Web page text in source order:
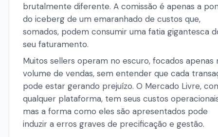
brutalmente diferente. A comissão é apenas a
do iceberg de um emaranhado de custos que,
somados, podem consumir uma fatia gigantesca
seu faturamento.
Muitos sellers operam no escuro, focados apenas
volume de vendas, sem entender que cada
pode estar gerando prejuízo. O Mercado Livre,
qualquer plataforma, tem seus custos
mas a forma como eles são apresentados pode
induzir a erros graves de precificação e gestão.